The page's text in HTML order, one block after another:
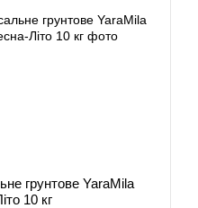
грунтове YaraMila
10 кг